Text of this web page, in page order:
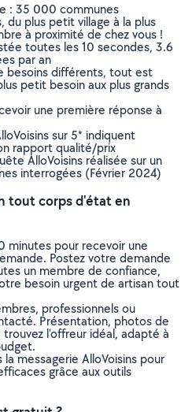
: 35 000 communes
du plus petit village à la plus
à proximité de chez vous !
toutes les 10 secondes, 3.6
par an
besoins différents, tout est
petit besoin aux plus grands
une première réponse à
sur 5* indiquent
rapport qualité/prix
AlloVoisins réalisée sur un
interrogées (Février 2024)
tout corps d'état en
minutes pour recevoir une
Postez votre demande
un membre de confiance,
besoin urgent de artisan tout
professionnels ou
Présentation, photos de
l'offreur idéal, adapté à
messagerie AlloVoisins pour
grâce aux outils